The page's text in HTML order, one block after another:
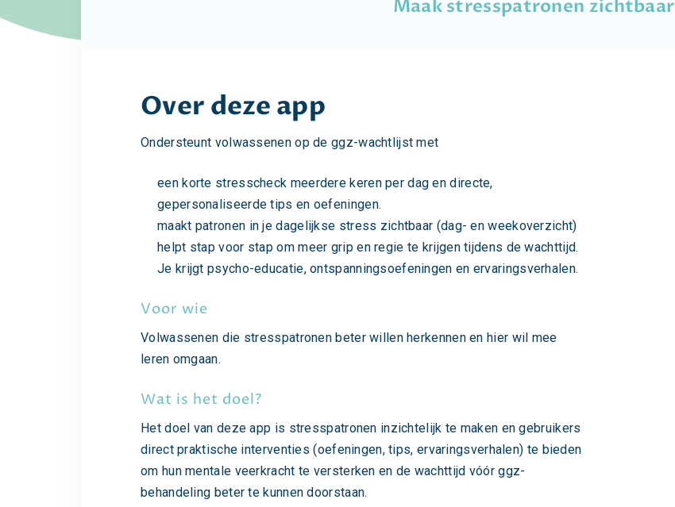
Maak stresspatronen zichtbaar
Over deze app
Ondersteunt volwassenen op de ggz-wachtlijst met
een korte stresscheck meerdere keren per dag en directe,
gepersonaliseerde tips en oefeningen.
maakt patronen in je dagelijkse stress zichtbaar (dag- en weekoverzicht)
helpt stap voor stap om meer grip en regie te krijgen tijdens de wachttijd.
Je krijgt psycho-educatie, ontspanningsoefeningen en ervaringsverhalen.
Voor wie
Volwassenen die stresspatronen beter willen herkennen en hier wil mee
leren omgaan.
Wat is het doel?
Het doel van deze app is stresspatronen inzichtelijk te maken en gebruikers
direct praktische interventies (oefeningen, tips, ervaringsverhalen) te bieden
om hun mentale veerkracht te versterken en de wachttijd vóór ggz-
behandeling beter te kunnen doorstaan.